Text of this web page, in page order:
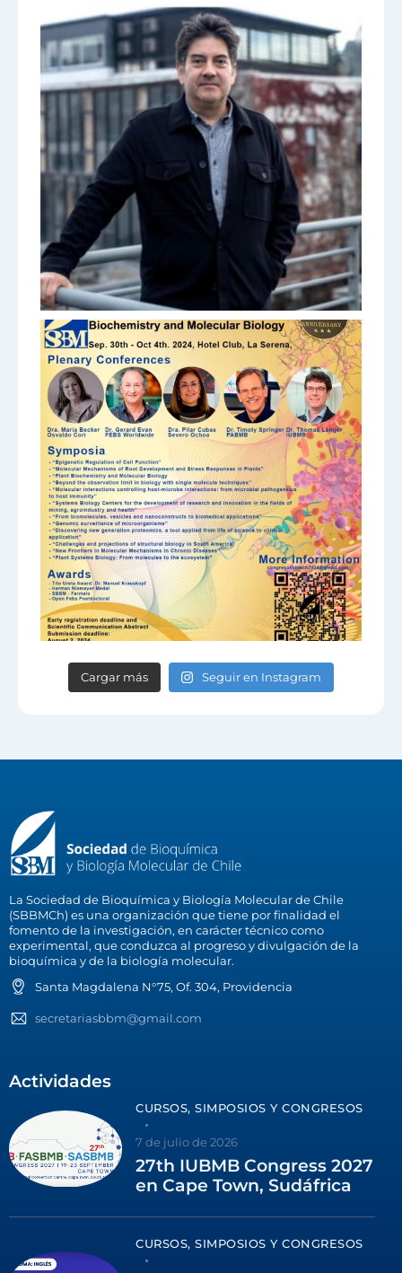
Cargar más Seguir en Instagram
La Sociedad de Bioquímica y Biología Molecular de Chile
(SBBMCh) es una organización que tiene por finalidad el
fomento de la investigación, en carácter técnico como
experimental, que conduzca al progreso y divulgación de la
bioquímica y de la biología molecular.
Santa Magdalena N°75, Of. 304, Providencia
secretariasbbm@gmail.com
Actividades
CURSOS, SIMPOSIOS Y CONGRESOS
7 de julio de 2026
27th IUBMB Congress 2027
en Cape Town, Sudáfrica
CURSOS, SIMPOSIOS Y CONGRESOS